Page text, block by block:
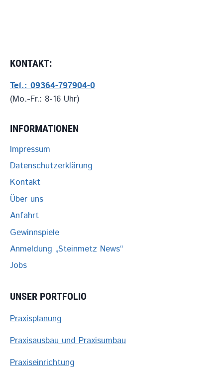
KONTAKT:
Tel.: 09364-797904-0
(Mo.-Fr.: 8-16 Uhr)
INFORMATIONEN
Impressum
Datenschutzerklärung
Kontakt
Über uns
Anfahrt
Gewinnspiele
Anmeldung „Steinmetz News“
Jobs
UNSER PORTFOLIO
Praxisplanung
Praxisausbau und Praxisumbau
Praxiseinrichtung